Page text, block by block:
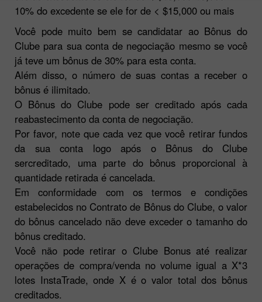
10% do excedente se ele for de < $15,000 ou mais
Você pode muito bem se candidatar ao Bônus do
Clube para sua conta de negociação mesmo se você
já teve um bônus de 30% para esta conta.
Além disso, o número de suas contas a receber o
bônus é ilimitado.
O Bônus do Clube pode ser creditado após cada
reabastecimento da conta de negociação.
Por favor, note que cada vez que você retirar fundos
da sua conta logo após o Bônus do Clube
sercreditado, uma parte do bônus proporcional à
quantidade retirada é cancelada.
Em conformidade com os termos e condições
estabelecidos no Contrato de Bônus do Clube, o valor
do bônus cancelado não deve exceder o tamanho do
bônus creditado.
Você não pode retirar o Clube Bonus até realizar
operações de compra/venda no volume igual a X*3
lotes InstaTrade, onde X é o valor total dos bônus
creditados.